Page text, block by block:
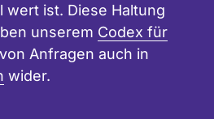
wert ist. Diese Haltung
unserem Codex für
von Anfragen auch in
wider.